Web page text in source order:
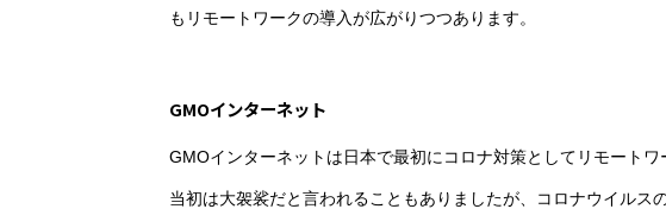
もリモートワークの導入が広がりつつあります。
GMOインターネット
GMOインターネットは日本で最初にコロナ対策としてリモートワ
当初は大袈裟だと言われることもありましたが、コロナウイルス